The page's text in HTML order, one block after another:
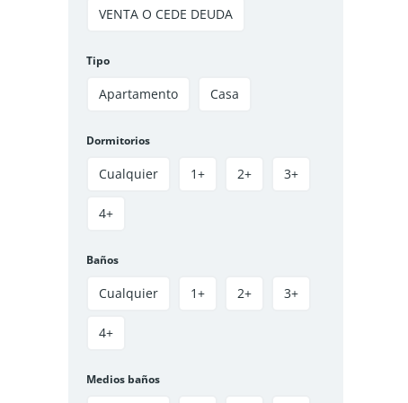
VENTA O CEDE DEUDA
Tipo
Apartamento Casa
Dormitorios
Cualquier 1+ 2+ 3+
4+
Baños
Cualquier 1+ 2+ 3+
4+
Medios baños
Apartamento
VENDIDO
VENTA APARTAMENTO TRIUNFO IV
$140 000 000